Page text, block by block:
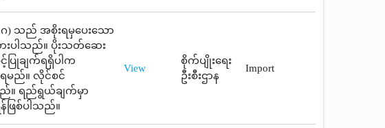
ဂ) သည် အစိုးရမှပေးသော
ားပါသည်။ ပိုးသတ်ဆေး
ြုချက်ရရှိပါက
ည်။ လိုင်စင်
။ ရည်ရွယ်ချက်မှာ
ြစ်ပါသည်။
View
စိုက်ပျိုးရေး
ဦးစီးဌာန
Import